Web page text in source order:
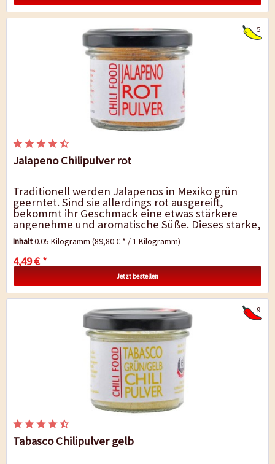
5
Jalapeno Chilipulver rot
Traditionell werden Jalapenos in Mexiko grün
geerntet. Sind sie allerdings rot ausgereift,
bekommt ihr Geschmack eine etwas stärkere
angenehme und aromatische Süße. Dieses starke,
leicht süßliche Chiliaroma kann universell in der
Küche...
Inhalt0.05 Kilogramm(89,80 € * / 1 Kilogramm)
4,49 € *
Jetzt bestellen
9
Tabasco Chilipulver gelb